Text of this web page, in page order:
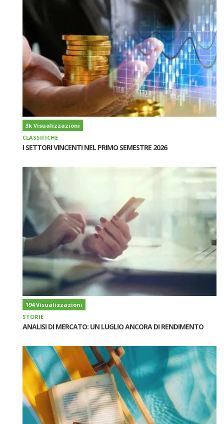
3k Visualizzazioni
CLASSIFICHE
I SETTORI VINCENTI NEL PRIMO SEMESTRE 2026
194 Visualizzazioni
STORIE
ANALISI DI MERCATO: UN LUGLIO ANCORA DI RENDIMENTO